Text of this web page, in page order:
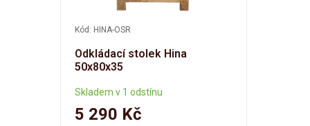
Kód: HINA-OSR
Odkládací stolek Hina
50x80x35
Skladem v 1 odstínu
5 290 Kč